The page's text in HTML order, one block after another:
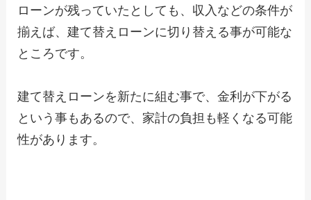
ローンが残っていたとしても、収入などの条件が
揃えば、建て替えローンに切り替える事が可能な
ところです。
建て替えローンを新たに組む事で、金利が下がる
という事もあるので、家計の負担も軽くなる可能
性があります。